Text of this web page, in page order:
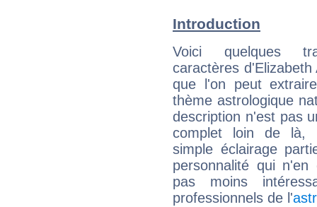
Introduction
Voici quelques
caractères d'Elizabeth
que l'on peut
thème astrologique
description n'est pas
complet loin de là,
simple éclairage
personnalité qui n'en
pas moins
professionnels de l'